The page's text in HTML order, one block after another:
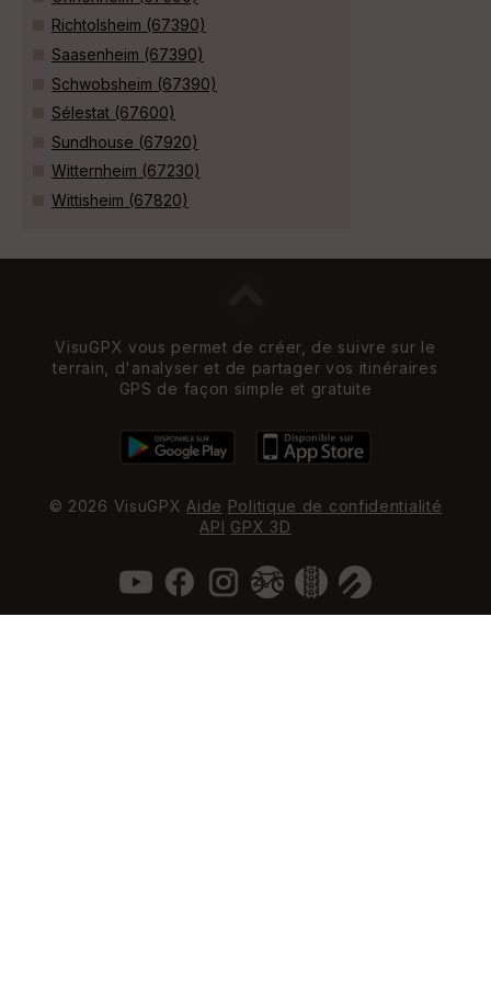
Richtolsheim (67390)
Saasenheim (67390)
Schwobsheim (67390)
Sélestat (67600)
Sundhouse (67920)
Witternheim (67230)
Wittisheim (67820)
VisuGPX vous permet de créer, de suivre sur le
terrain, d'analyser et de partager vos itinéraires
GPS de façon simple et gratuite
© 2026 VisuGPX Aide Politique de confidentialité
API GPX 3D